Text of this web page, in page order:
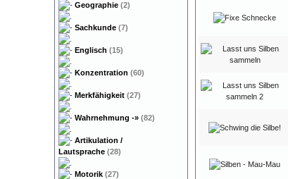
Geographie (2)
Sachkunde (7)
Englisch (15)
Konzentration (60)
Merkfähigkeit (27)
Wahrnehmung -» (82)
Artikulation /
Lautsprache (28)
Motorik (27)